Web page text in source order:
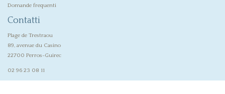
Domande frequenti
Contatti
Plage de Trestraou
89, avenue du Casino
22700 Perros-Guirec
02 96 23 08 11